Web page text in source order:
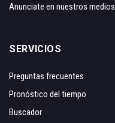
Anunciate en nuestros medios
SERVICIOS
Preguntas frecuentes
Pronóstico del tiempo
Buscador